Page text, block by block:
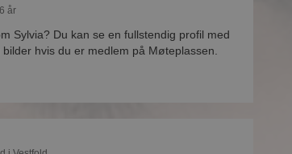
år
Sylvia? Du kan se en fullstendig profil med
hvis du er medlem på Møteplassen.